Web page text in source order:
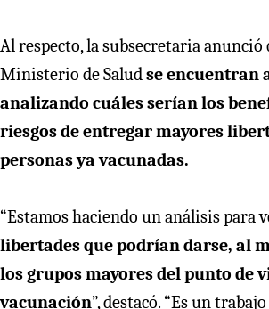
Al respecto, la subsecretaria anunció
Ministerio de Saludse encuentran
analizando cuáles serían los
riesgos de entregar mayores
personas ya vacunadas.
“Estamos haciendo un análisis para
libertades que podrían darse, al
los grupos mayores del punto de
vacunación”, destacó. “Es un